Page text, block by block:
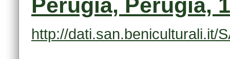
Perugia, Perugia,
http://dati.san.beniculturali.it/